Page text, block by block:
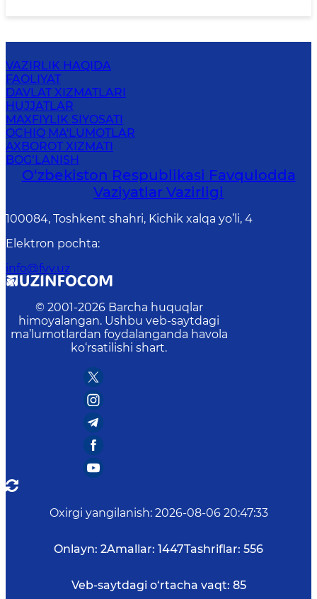
VAZIRLIK HAQIDA
FAOLIYAT
DAVLAT XIZMATLARI
HUJJATLAR
MAXFIYLIK SIYOSATI
OCHIQ MA'LUMOTLAR
AXBOROT XIZMATI
BOG‘LANISH
O‘zbеkistоn Rеspublikаsi Favqulodda
Vaziyatlar Vazirligi
100084, Toshkent shahri, Kichik xalqa yo’li, 4
Elektron pochta:
info@fvv.uz
© 2001-2026 Barcha huquqlar
himoyalangan. Ushbu veb-saytdagi
ma’lumotlardan foydalanganda havola
ko‘rsatilishi shart.
Oxirgi yangilanish: 2026-08-06 20:47:33
Onlayn: 2Amallar: 1447Tashriflar: 556
Veb-saytdagi o‘rtacha vaqt: 85